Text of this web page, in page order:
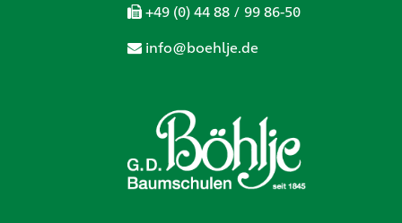
+49 (0) 44 88 / 99 86-50
info@boehlje.de